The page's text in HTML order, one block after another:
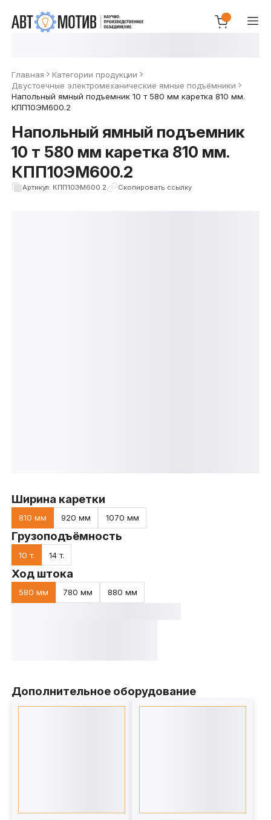
Главная
Категории продукции
Двустоечные электромеханические ямные подъёмники
Напольный ямный подъемник 10 т 580 мм каретка 810 мм.
КПП10ЭМ600.2
Напольный ямный подъемник
10 т 580 мм каретка 810 мм.
КПП10ЭМ600.2
Артикул: КПП10ЭМ600.2 Скопировать ссылку
Ширина каретки
810 мм 920 мм 1070 мм
Грузоподъёмность
10 т. 14 т.
Ход штока
580 мм 780 мм 880 мм
Дополнительное оборудование